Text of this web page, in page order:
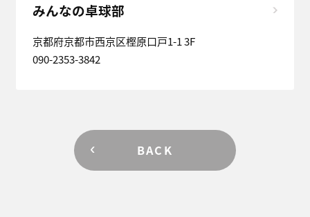
みんなの卓球部
京都府京都市西京区樫原口戸1-1 3F
090-2353-3842
BACK